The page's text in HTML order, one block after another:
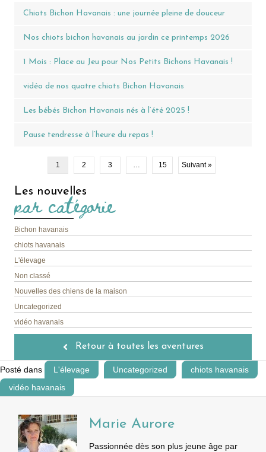
Chiots Bichon Havanais : une journée pleine de douceur
Nos chiots bichon havanais au jardin ce printemps 2026
1 Mois : Place au Jeu pour Nos Petits Bichons Havanais !
vidéo de nos quatre chiots Bichon Havanais
Les bébés Bichon Havanais nés à l’été 2025 !
Pause tendresse à l’heure du repas !
1 2 3 … 15 Suivant »
Les nouvelles
par catégorie
Bichon havanais
chiots havanais
L'élevage
Non classé
Nouvelles des chiens de la maison
Uncategorized
vidéo havanais
Retour à toutes les aventures
Posté dans L'élevage Uncategorized
chiots havanais
vidéo havanais
Marie Aurore
Passionnée dès son plus jeune âge par